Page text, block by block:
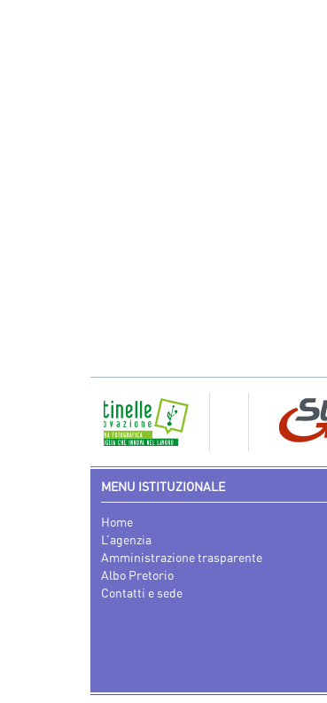
MENU ISTITUZIONALE
Home
L’agenzia
Amministrazione trasparente
Albo Pretorio
Contatti e sede